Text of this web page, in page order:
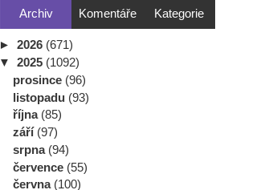
Archiv Komentáře Kategorie
► 2026 (671)
▼ 2025 (1092)
prosince (96)
listopadu (93)
října (85)
září (97)
srpna (94)
července (55)
června (100)